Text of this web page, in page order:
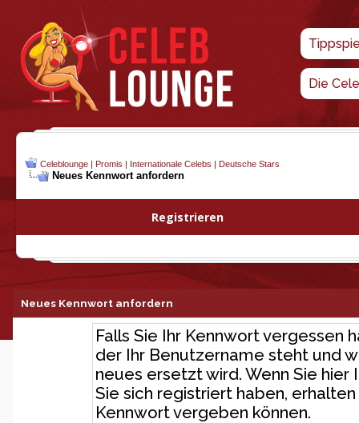
Die
Celeblounge | Promis | Internationale Celebs | Deutsche Stars
Neues Kennwort anfordern
Registrieren
Neues Kennwort anfordern
Falls Sie Ihr Kennwort vergessen
der Ihr Benutzername steht und
neues ersetzt wird. Wenn Sie
Sie sich registriert haben,
Kennwort vergeben können.